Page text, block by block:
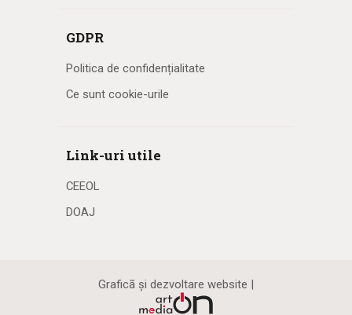
GDPR
Politica de confidențialitate
Ce sunt cookie-urile
Link-uri utile
CEEOL
DOAJ
Graficã și dezvoltare website |